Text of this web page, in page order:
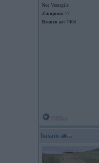
No: Ventspils
Ziņojumi: 17
Braucu ar: 740d
hasans